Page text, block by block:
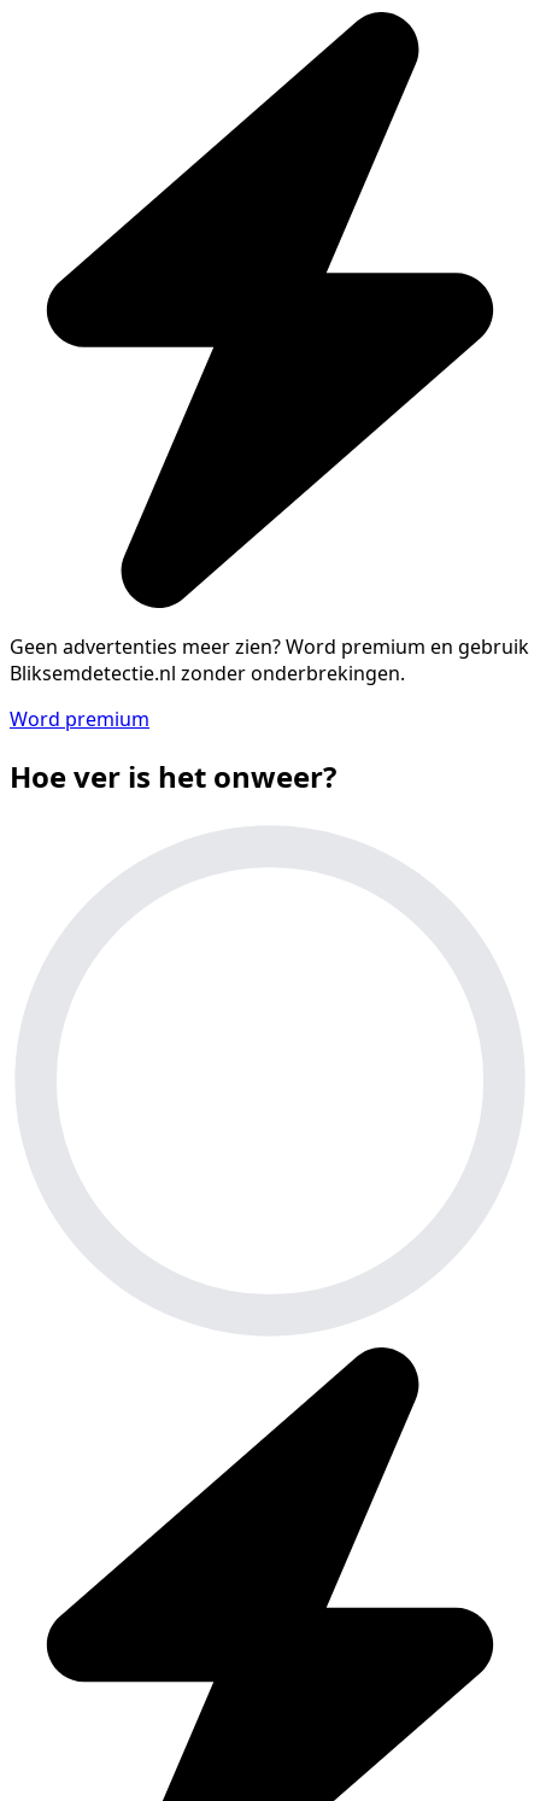
Geen advertenties meer zien?Word premium en gebruik
Bliksemdetectie.nl zonder onderbrekingen.
Word premium
Hoe ver is het onweer?